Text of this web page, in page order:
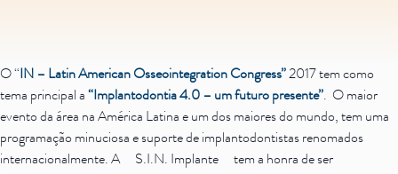
O“IN – Latin American Osseointegration Congress”2017 tem como
tema principal a “Implantodontia 4.0 – um futuro presente”. O maior
evento da área na América Latina e um dos maiores do mundo, tem uma
programação minuciosa e suporte de implantodontistas renomados
internacionalmente. A
S.I.N. Implante
tem a honra de ser